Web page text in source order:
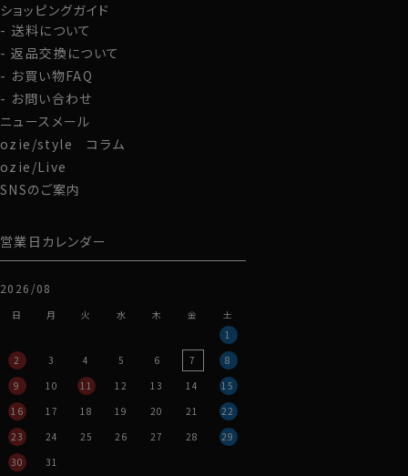
ショッピングガイド
送料について
返品交換について
お買い物FAQ
お問い合わせ
ニュースメール
ozie/style コラム
ozie/Live
SNSのご案内
営業日カレンダー
2026/08
日 月 火 水 木 金
土
1
2
3 4 5 6 7
8
9
10 11 12 13 14
15
16
17 18 19 20 21
22
23
24 25 26 27 28
29
30
31